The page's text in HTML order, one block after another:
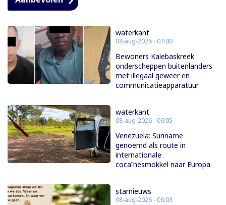
waterkant
08-aug-2026 - 07:00
Bewoners Kalebaskreek
onderscheppen buitenlanders
met illegaal geweer en
communicatieapparatuur
waterkant
08-aug-2026 - 06:05
Venezuela: Suriname
genoemd als route in
internationale
cocaïnesmokkel naar Europa
starnieuws
08-aug-2026 - 06:03